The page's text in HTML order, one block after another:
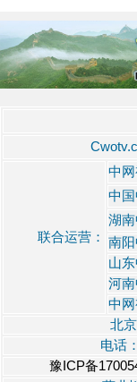
联合运营：
中
中
湖
南
山
河
中
北
电话
豫ICP备